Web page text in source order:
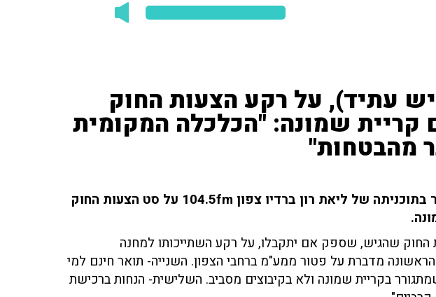
עתיד), על רקע הצעות החוק
שמונה: "הכלכלה המקומית
מהבטחות"
ח"כ נאור שירי (יש עתיד) סיפר בתוכניתה של ליאת רון ברדיו צפון 104.5fm על סט הצעות החוק
החוק שהגיש, שספק אם יתקבלו, על רקע השתייכותו למחנה
מדברת על פטור ממע"מ ברחבי הצפון. השנייה- תואר חינם למי
בקריית שמונה ולא בקיבוצים מסביב. השלישית- הנחות ברכישת